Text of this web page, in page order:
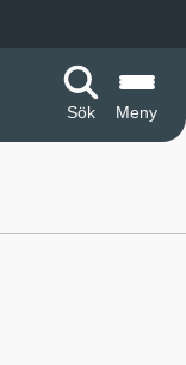
Sök
Meny